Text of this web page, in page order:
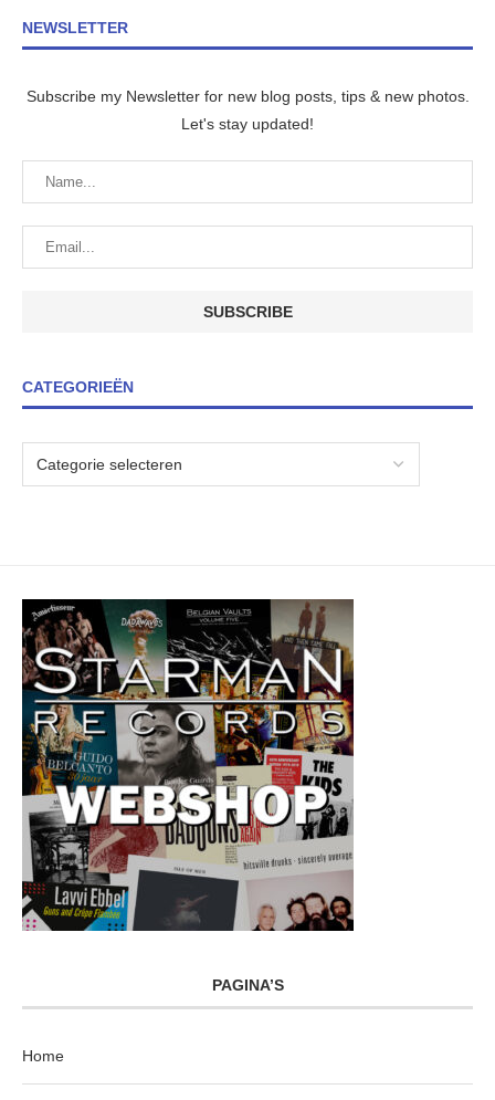
NEWSLETTER
Subscribe my Newsletter for new blog posts, tips & new photos.
Let's stay updated!
CATEGORIEËN
PAGINA’S
Home